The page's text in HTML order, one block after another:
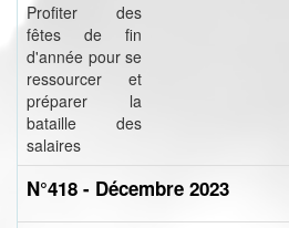
Profiter des
fêtes de fin
d'année pour se
ressourcer et
préparer la
bataille des
salaires
N°418 - Décembre 2023